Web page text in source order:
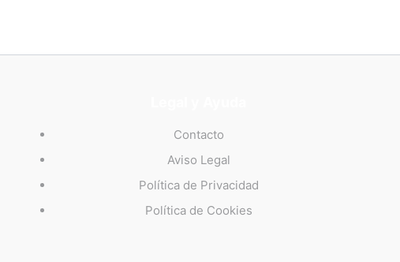
Contacto
Aviso Legal
Política de Privacidad
Política de Cookies